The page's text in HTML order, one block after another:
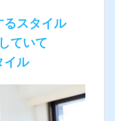
るスタイル
ていて
イル